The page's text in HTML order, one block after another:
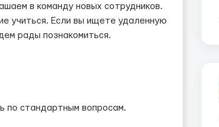
в команду новых сотрудников.
учиться. Если вы ищете удаленную
рады познакомиться.
по стандартным вопросам.